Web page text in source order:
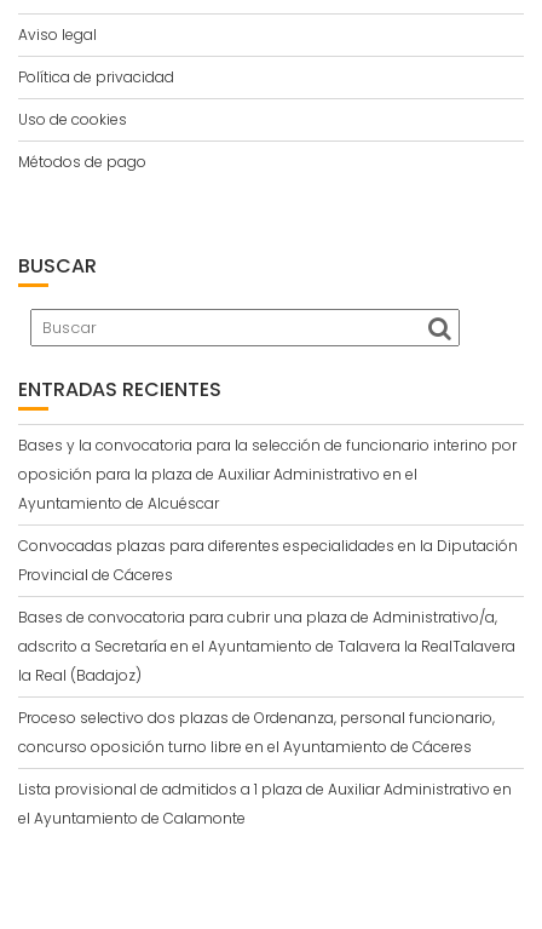
Aviso legal
Política de privacidad
Uso de cookies
Métodos de pago
BUSCAR
ENTRADAS RECIENTES
Bases y la convocatoria para la selección de funcionario interino por
oposición para la plaza de Auxiliar Administrativo en el
Ayuntamiento de Alcuéscar
Convocadas plazas para diferentes especialidades en la Diputación
Provincial de Cáceres
Bases de convocatoria para cubrir una plaza de Administrativo/a,
adscrito a Secretaría en el Ayuntamiento de Talavera la RealTalavera
la Real (Badajoz)
Proceso selectivo dos plazas de Ordenanza, personal funcionario,
concurso oposición turno libre en el Ayuntamiento de Cáceres
Lista provisional de admitidos a 1 plaza de Auxiliar Administrativo en
el Ayuntamiento de Calamonte